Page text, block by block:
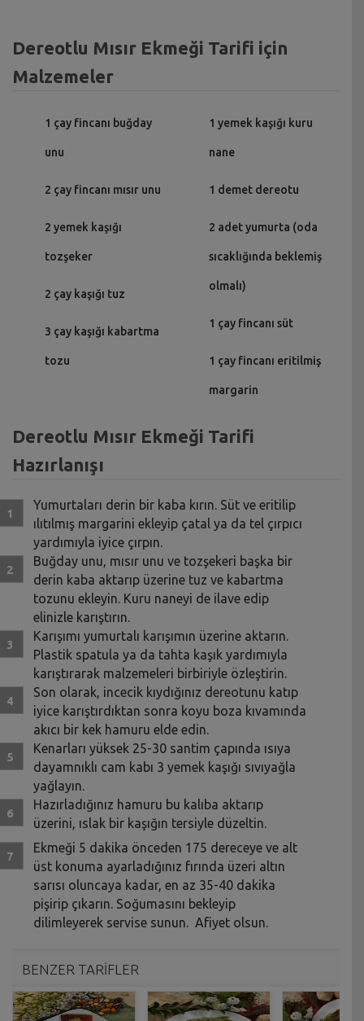
Dereotlu Mısır Ekmeği Tarifi için
Malzemeler
1 çay fincanı buğday
unu
2 çay fincanı mısır unu
2 yemek kaşığı
tozşeker
2 çay kaşığı tuz
3 çay kaşığı kabartma
tozu
1 yemek kaşığı kuru
nane
1 demet dereotu
2 adet yumurta (oda
sıcaklığında beklemiş
olmalı)
1 çay fincanı süt
1 çay fincanı eritilmiş
margarin
Dereotlu Mısır Ekmeği Tarifi
Hazırlanışı
Yumurtaları derin bir kaba kırın. Süt ve eritilip
ılıtılmış margarini ekleyip çatal ya da tel çırpıcı
yardımıyla iyice çırpın.
Buğday unu, mısır unu ve tozşekeri başka bir
derin kaba aktarıp üzerine tuz ve kabartma
tozunu ekleyin. Kuru naneyi de ilave edip
elinizle karıştırın.
Karışımı yumurtalı karışımın üzerine aktarın.
Plastik spatula ya da tahta kaşık yardımıyla
karıştırarak malzemeleri birbiriyle özleştirin.
Son olarak, incecik kıydığınız dereotunu katıp
iyice karıştırdıktan sonra koyu boza kıvamında
akıcı bir kek hamuru elde edin.
Kenarları yüksek 25-30 santim çapında ısıya
dayamnıklı cam kabı 3 yemek kaşığı sıvıyağla
yağlayın.
Hazırladığınız hamuru bu kalıba aktarıp
üzerini, ıslak bir kaşığın tersiyle düzeltin.
Ekmeği 5 dakika önceden 175 dereceye ve alt
üst konuma ayarladığınız fırında üzeri altın
sarısı oluncaya kadar, en az 35-40 dakika
pişirip çıkarın. Soğumasını bekleyip
dilimleyerek servise sunun. Afiyet olsun.
BENZER TARİFLER